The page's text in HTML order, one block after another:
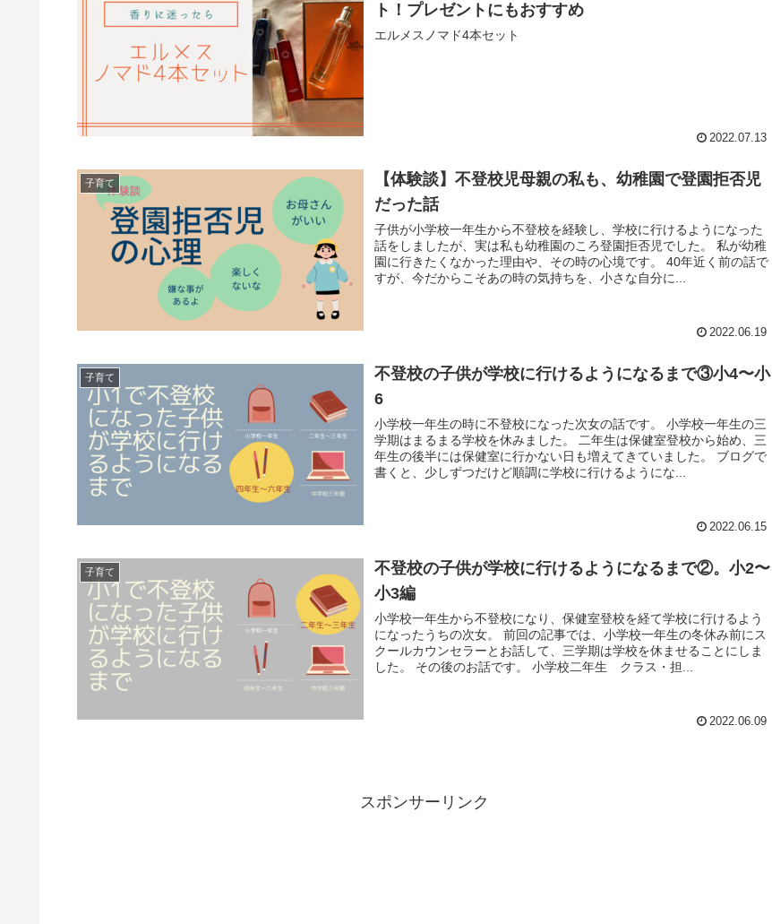
ト！プレゼントにもおすすめ
エルメスノマド4本セット
2022.07.13
子育て
【体験談】不登校児母親の私も、幼稚園で登園拒否児
だった話
子供が小学校一年生から不登校を経験し、学校に行けるようになった
話をしましたが、実は私も幼稚園のころ登園拒否児でした。 私が幼稚
園に行きたくなかった理由や、その時の心境です。 40年近く前の話で
すが、今だからこそあの時の気持ちを、小さな自分に...
2022.06.19
子育て
不登校の子供が学校に行けるようになるまで③小4〜小
6
小学校一年生の時に不登校になった次女の話です。 小学校一年生の三
学期はまるまる学校を休みました。 二年生は保健室登校から始め、三
年生の後半には保健室に行かない日も増えてきていました。 ブログで
書くと、少しずつだけど順調に学校に行けるようにな...
2022.06.15
子育て
不登校の子供が学校に行けるようになるまで②。小2〜
小3編
小学校一年生から不登校になり、保健室登校を経て学校に行けるよう
になったうちの次女。 前回の記事では、小学校一年生の冬休み前にス
クールカウンセラーとお話して、三学期は学校を休ませることにしま
した。 その後のお話です。 小学校二年生 クラス・担...
2022.06.09
スポンサーリンク